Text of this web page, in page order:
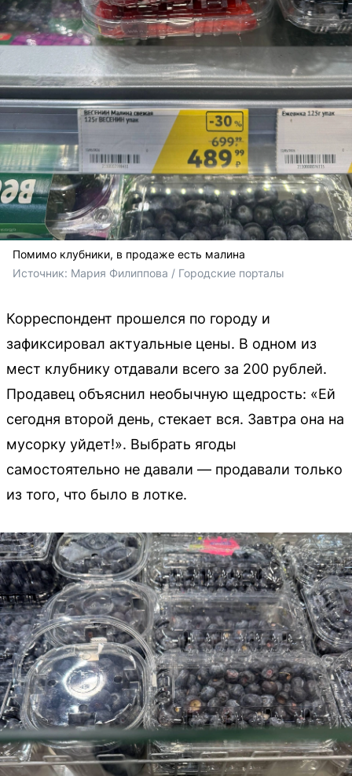
Помимо клубники, в продаже есть малина
Источник: Мария Филиппова / Городские порталы
Корреспондент прошелся по городу и
зафиксировал актуальные цены. В одном из
мест клубнику отдавали всего за 200 рублей.
Продавец объяснил необычную щедрость: «Ей
сегодня второй день, стекает вся. Завтра она на
мусорку уйдет!». Выбрать ягоды
самостоятельно не давали — продавали только
из того, что было в лотке.